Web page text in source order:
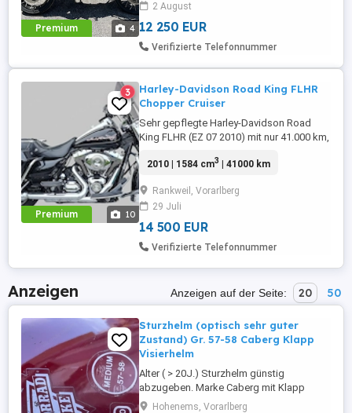
Premium 4
Quick Shift Up Down Tempomat Cruise
Control ...
2 August
12 250 EUR
Verifizierte Telefonnummer
Premium 10
3
Harley-Davidson Road King FLHR
Chopper Cruiser
Sehr gepflegte Harley-Davidson Road
King FLHR (EZ 07 2010) mit nur 41.000 km,
umfangreichem Zubehör im Wert von über
gesundheitlichen Gründen abzugeben.
Preis: 14.500 VB Aus gesundheitlichen
Gründen verkaufe ich meine Harley-
2010 | 1584 cm3 | 41000 km
Rankweil, Vorarlberg
29 Juli
14 500 EUR
Verifizierte Telefonnummer
Anzeigen Anzeigen auf der Seite: 20 50
Sturzhelm (optisch sehr guter
Zustand) Gr. 57-58 Caberg Klapp
Visierhelm
Alter ( > 20J.) Sturzhelm günstig
abzugeben. Marke Caberg mit Klapp
Visier. Optisch Innen und Außen, sehr gut.
Hohenems, Vorarlberg